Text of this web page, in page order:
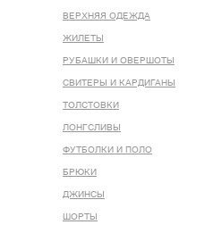
ВЕРХНЯЯ ОДЕЖДА
ЖИЛЕТЫ
РУБАШКИ И ОВЕРШОТЫ
СВИТЕРЫ И КАРДИГАНЫ
ТОЛСТОВКИ
ЛОНГСЛИВЫ
ФУТБОЛКИ И ПОЛО
БРЮКИ
ДЖИНСЫ
ШОРТЫ